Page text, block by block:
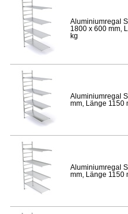
Aluminiumregal
1800 x 600 mm,
kg
Aluminiumregal
mm, Länge 1150
Aluminiumregal
mm, Länge 1150